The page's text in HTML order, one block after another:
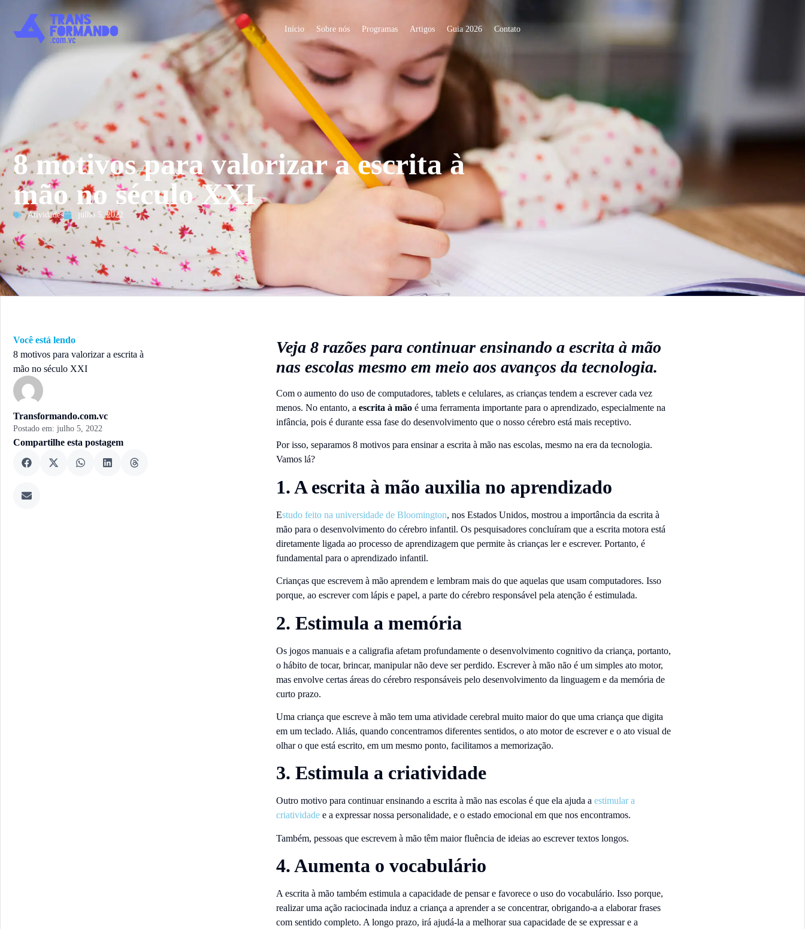
Início Sobre nós Programas Artigos Guia 2026 Contato
8 motivos para valorizar a escrita à
mão no século XXI
Atividades julho 5, 2022
Você está lendo
8 motivos para valorizar a escrita à
mão no século XXI
Transformando.com.vc
Postado em: julho 5, 2022
Compartilhe esta postagem
Veja 8 razões para continuar ensinando a escrita à mão
nas escolas mesmo em meio aos avanços da tecnologia.
Com o aumento do uso de computadores, tablets e celulares, as crianças tendem a escrever cada vez
menos. No entanto, a escrita à mãoé uma ferramenta importante para o aprendizado, especialmente na
infância, pois é durante essa fase do desenvolvimento que o nosso cérebro está mais receptivo.
Por isso, separamos 8 motivos para ensinar a escrita à mão nas escolas, mesmo na era da tecnologia.
Vamos lá?
1. A escrita à mão auxilia no aprendizado
Estudo feito na universidade de Bloomington, nos Estados Unidos, mostrou a importância da escrita à
mão para o desenvolvimento do cérebro infantil. Os pesquisadores concluíram que a escrita motora está
diretamente ligada ao processo de aprendizagem que permite às crianças ler e escrever. Portanto, é
fundamental para o aprendizado infantil.
Crianças que escrevem à mão aprendem e lembram mais do que aquelas que usam computadores. Isso
porque, ao escrever com lápis e papel, a parte do cérebro responsável pela atenção é estimulada.
2. Estimula a memória
Os jogos manuais e a caligrafia afetam profundamente o desenvolvimento cognitivo da criança, portanto,
o hábito de tocar, brincar, manipular não deve ser perdido. Escrever à mão não é um simples ato motor,
mas envolve certas áreas do cérebro responsáveis ​​pelo desenvolvimento da linguagem e da memória de
curto prazo.
Uma criança que escreve à mão tem uma atividade cerebral muito maior do que uma criança que digita
em um teclado. Aliás, quando concentramos diferentes sentidos, o ato motor de escrever e o ato visual de
olhar o que está escrito, em um mesmo ponto, facilitamos a memorização.
3. Estimula a criatividade
Outro motivo para continuar ensinando a escrita à mão nas escolas é que ela ajuda a estimular a
criatividadee a expressar nossa personalidade, e o estado emocional em que nos encontramos.
Também, pessoas que escrevem à mão têm maior fluência de ideias ao escrever textos longos.
4. Aumenta o vocabulário
A escrita à mão também estimula a capacidade de pensar e favorece o uso do vocabulário. Isso porque,
realizar uma ação raciocinada induz a criança a aprender a se concentrar, obrigando-a a elaborar frases
com sentido completo. A longo prazo, irá ajudá-la a melhorar sua capacidade de se expressar e a